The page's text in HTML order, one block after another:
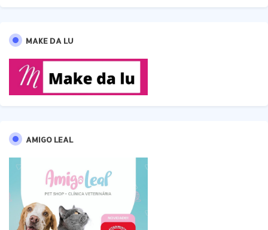
MAKE DA LU
AMIGO LEAL